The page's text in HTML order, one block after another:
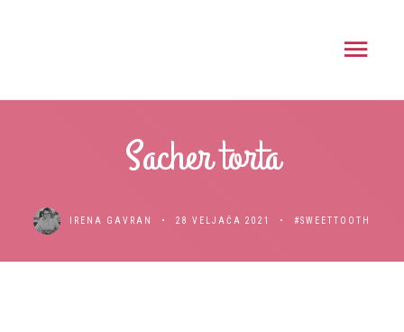
Sacher torta
IRENA GAVRAN 28 VELJAČA 2021 #SWEETTOOTH